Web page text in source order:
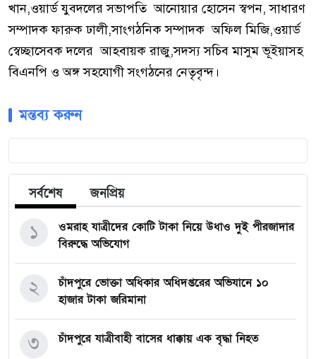
খান,ওয়ার্ড যুবদলের সভাপতি আনোয়ার হোসেন স্বপন, সাধারণ
সম্পাদক ফারুক ঢালী,সাংগঠনিক সম্পাদক অফিল মিজি,ওয়ার্ড
স্বেচ্ছাসেবক দলের আহবায়ক রাজু,সদস্য সচিব মাসুম ভূইয়াসহ
বিএনপি ও অঙ্গ সহযোগী সংগঠনের নেতৃবৃন্দ।
মন্তব্য করুন
সর্বশেষ জনপ্রিয়
ওমরাহ যাত্রীদের কোটি টাকা নিয়ে উধাও দুই পীরজাদার
বিরুদ্ধে অভিযোগ
১
চাঁদপুরে ভোক্তা অধিকার অধিদপ্তরের অভিযানে ১০
হাজার টাকা জরিমানা
২
চাঁদপুরে যাত্রীবাহী বাসের ধাক্কায় এক বৃদ্ধা নিহত
৩